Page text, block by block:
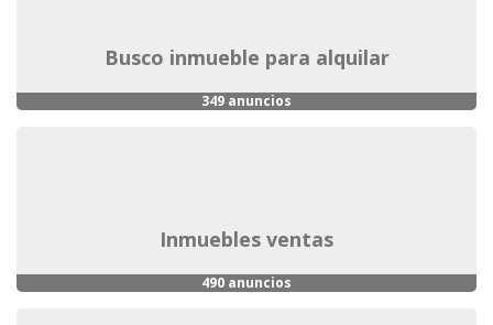
busco inmueble para alquilar
349 anuncios
inmuebles ventas
490 anuncios